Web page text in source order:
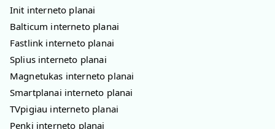
Init interneto planai
Balticum interneto planai
Fastlink interneto planai
Splius interneto planai
Magnetukas interneto planai
Smartplanai interneto planai
TVpigiau interneto planai
Penki interneto planai